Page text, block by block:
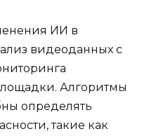
ИИ в
видеоданных с
Алгоритмы
определять
такие как